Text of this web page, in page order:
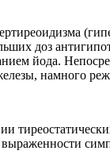
доз
йода.
намного